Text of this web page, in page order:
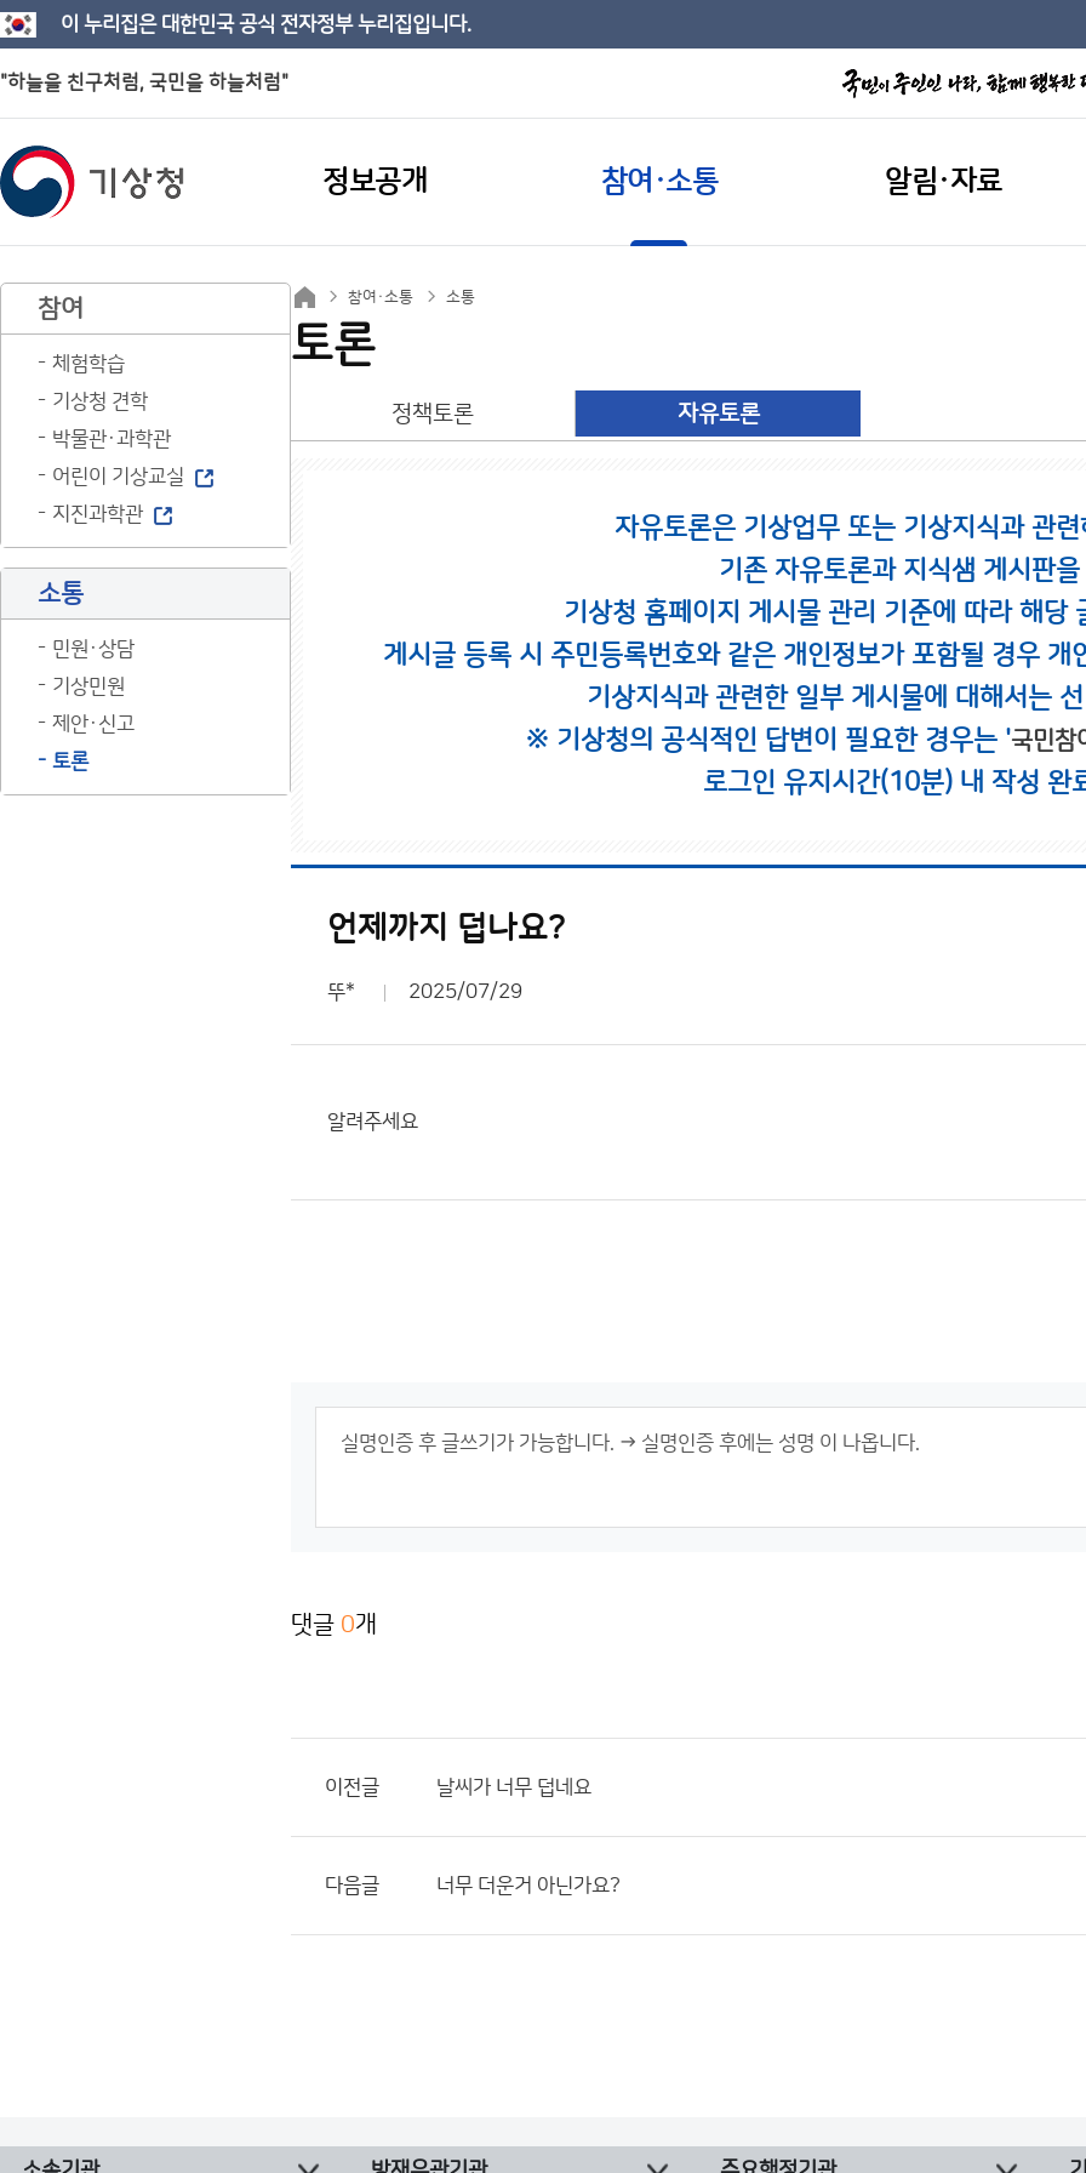
이 누리집은 대한민국 공식 전자정부 누리집입니다.
"하늘을 친구처럼, 국민을 하늘처럼"
정보공개 참여·소통 알림·자료
참여
체험학습
기상청 견학
박물관·과학관
어린이 기상교실
지진과학관
소통
민원·상담
기상민원
제안·신고
토론
참여·소통 소통
토론
정책토론 자유토론
자유토론은 기상업무 또는 기상지식과 관
기존 자유토론과 지식샘 게시판
기상청 홈페이지 게시물 관리 기준에 따라 해당
게시글 등록 시 주민등록번호와 같은 개인정보가 포함될 경우
기상지식과 관련한 일부 게시물에 대해서는
※ 기상청의 공식적인 답변이 필요한 경우는 '국민참
로그인 유지시간(10분) 내 작성 완
언제까지 덥나요?
뚜* 2025/07/29
알려주세요
댓글 0개
이전글 날씨가 너무 덥네요
다음글 너무 더운거 아닌가요?